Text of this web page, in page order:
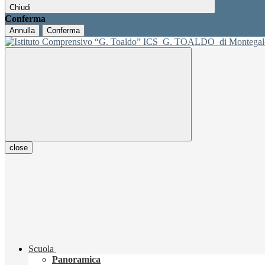
Chiudi
Conferma
Annulla Conferma
ICS G. TOALDO di
close
Scuola
Panoramica